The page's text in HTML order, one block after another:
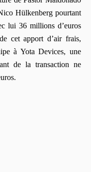
Hülkenberg pourtant
lui 36 millions d’euros
cet apport d’air frais,
à Yota Devices, une
de la transaction ne